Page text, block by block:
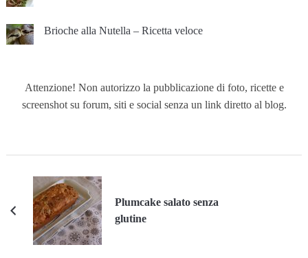
Brioche alla Nutella – Ricetta veloce
Attenzione! Non autorizzo la pubblicazione di foto, ricette e
screenshot su forum, siti e social senza un link diretto al blog.
Plumcake salato senza
glutine